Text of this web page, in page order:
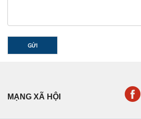
GỬI
MẠNG XÃ HỘI